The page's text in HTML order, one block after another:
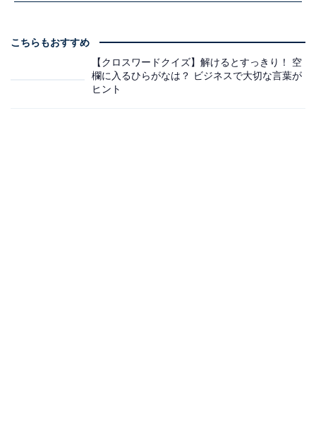
こちらもおすすめ
【クロスワードクイズ】解けるとすっきり！ 空
欄に入るひらがなは？ ビジネスで大切な言葉が
ヒント